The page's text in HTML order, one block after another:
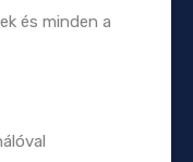
és minden a